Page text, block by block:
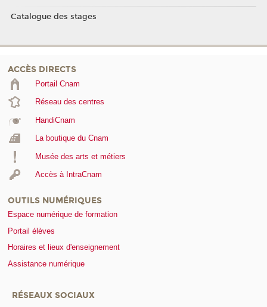
Catalogue des stages
ACCÈS DIRECTS
Portail Cnam
Réseau des centres
HandiCnam
La boutique du Cnam
Musée des arts et métiers
Accès à IntraCnam
OUTILS NUMÉRIQUES
Espace numérique de formation
Portail élèves
Horaires et lieux d'enseignement
Assistance numérique
RÉSEAUX SOCIAUX